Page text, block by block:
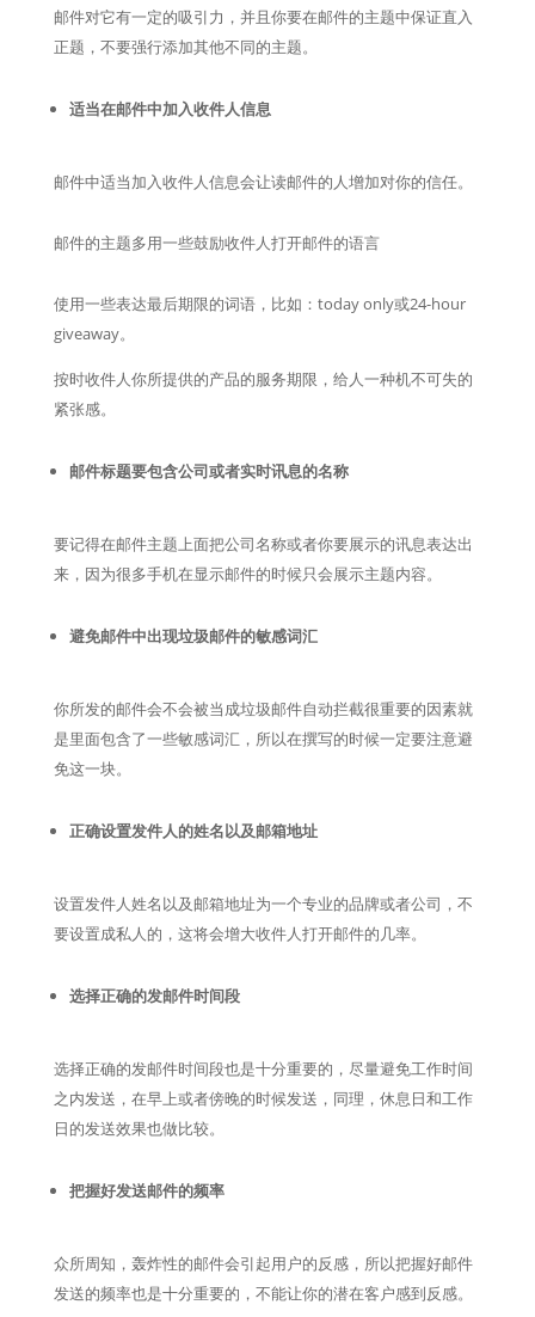
邮件对它有一定的吸引力，并且你要在邮件的主题中保证直入
正题，不要强行添加其他不同的主题。
适当在邮件中加入收件人信息
邮件中适当加入收件人信息会让读邮件的人增加对你的信任。
邮件的主题多用一些鼓励收件人打开邮件的语言
使用一些表达最后期限的词语，比如：today only或24-hour
giveaway。
按时收件人你所提供的产品的服务期限，给人一种机不可失的
紧张感。
邮件标题要包含公司或者实时讯息的名称
要记得在邮件主题上面把公司名称或者你要展示的讯息表达出
来，因为很多手机在显示邮件的时候只会展示主题内容。
避免邮件中出现垃圾邮件的敏感词汇
你所发的邮件会不会被当成垃圾邮件自动拦截很重要的因素就
是里面包含了一些敏感词汇，所以在撰写的时候一定要注意避
免这一块。
正确设置发件人的姓名以及邮箱地址
设置发件人姓名以及邮箱地址为一个专业的品牌或者公司，不
要设置成私人的，这将会增大收件人打开邮件的几率。
选择正确的发邮件时间段
选择正确的发邮件时间段也是十分重要的，尽量避免工作时间
之内发送，在早上或者傍晚的时候发送，同理，休息日和工作
日的发送效果也做比较。
把握好发送邮件的频率
众所周知，轰炸性的邮件会引起用户的反感，所以把握好邮件
发送的频率也是十分重要的，不能让你的潜在客户感到反感。